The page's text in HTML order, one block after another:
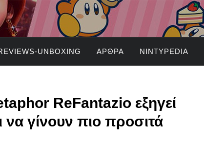
UNBOXING ΆΡΘΡΑ NINTYPEDIA
ReFantazio εξηγεί
να γίνουν πιο προσιτά